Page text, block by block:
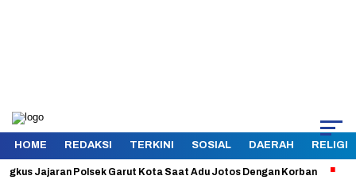
HOME REDAKSI TERKINI SOSIAL DAERAH RELIGI
Jajaran Polsek Garut Kota Saat Adu Jotos Dengan Korban Aman